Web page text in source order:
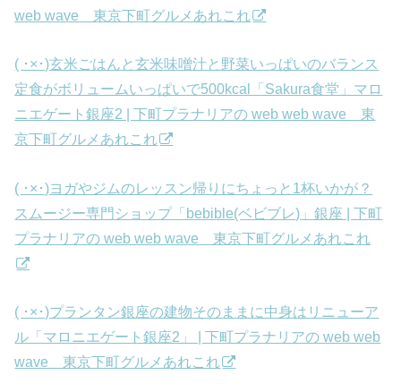
web wave 東京下町グルメあれこれ
( ･×･)玄米ごはんと玄米味噌汁と野菜いっぱいのバランス
定食がボリュームいっぱいで500kcal「Sakura食堂」マロ
ニエゲート銀座2 | 下町プラナリアの web web wave 東
京下町グルメあれこれ
( ･×･)ヨガやジムのレッスン帰りにちょっと1杯いかが？
スムージー専門ショップ「bebible(ベビブレ)」銀座 | 下町
プラナリアの web web wave 東京下町グルメあれこれ
( ･×･)プランタン銀座の建物そのままに中身はリニューア
ル「マロニエゲート銀座2」 | 下町プラナリアの web web
wave 東京下町グルメあれこれ